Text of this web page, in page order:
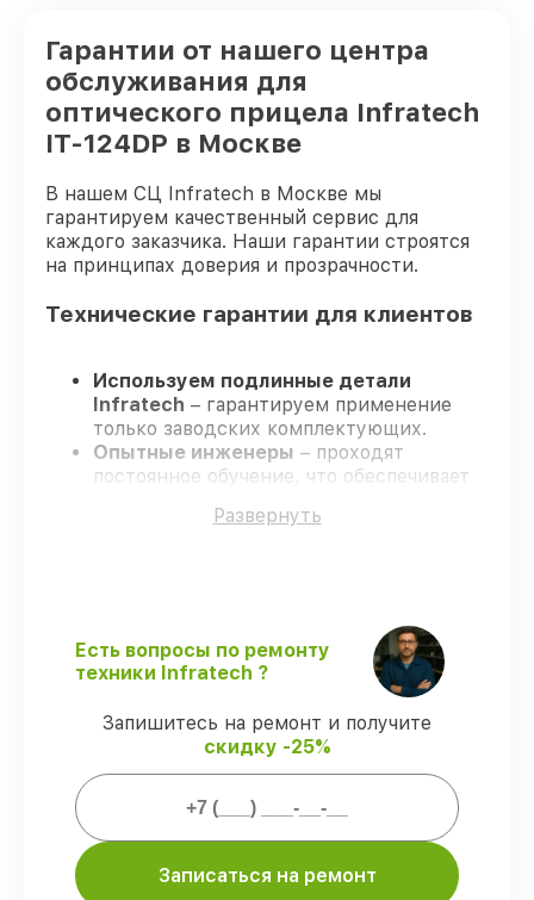
Гарантии от нашего центра
обслуживания для
оптического прицела Infratech
IT-124DP в Москве
В нашем СЦ Infratech в Москве мы
гарантируем качественный сервис для
каждого заказчика. Наши гарантии строятся
на принципах доверия и прозрачности.
Технические гарантии для клиентов
Используем подлинные детали
Infratech – гарантируем применение
только заводских комплектующих.
Опытные инженеры – проходят
постоянное обучение, что обеспечивает
Гарантийное сопровождение – все все
виды ремонта защищены сервисной
Мы гарантируем:
клиента
комплектующих Infratech имеются
Развернуть
Есть вопросы по ремонту
техники Infratech ?
Запишитесь на ремонт и получите
скидку -25%
Записаться на ремонт